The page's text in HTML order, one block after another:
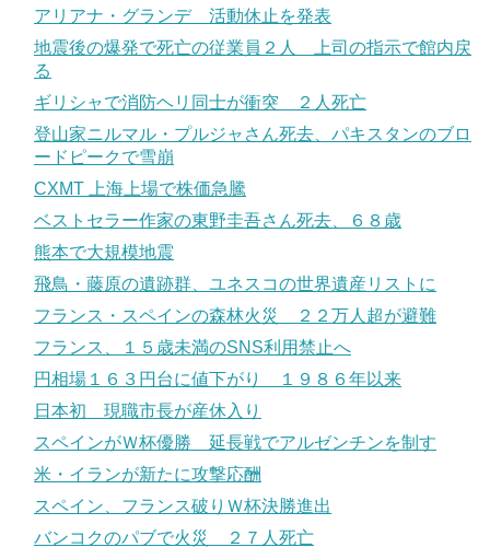
アリアナ・グランデ 活動休止を発表
地震後の爆発で死亡の従業員２人 上司の指示で館内戻
る
ギリシャで消防ヘリ同士が衝突 ２人死亡
登山家ニルマル・プルジャさん死去、パキスタンのブロ
ードピークで雪崩
CXMT 上海上場で株価急騰
ベストセラー作家の東野圭吾さん死去、６８歳
熊本で大規模地震
飛鳥・藤原の遺跡群、ユネスコの世界遺産リストに
フランス・スペインの森林火災 ２２万人超が避難
フランス、１５歳未満のSNS利用禁止へ
円相場１６３円台に値下がり １９８６年以来
日本初 現職市長が産休入り
スペインがＷ杯優勝 延長戦でアルゼンチンを制す
米・イランが新たに攻撃応酬
スペイン、フランス破りＷ杯決勝進出
バンコクのパブで火災 ２７人死亡